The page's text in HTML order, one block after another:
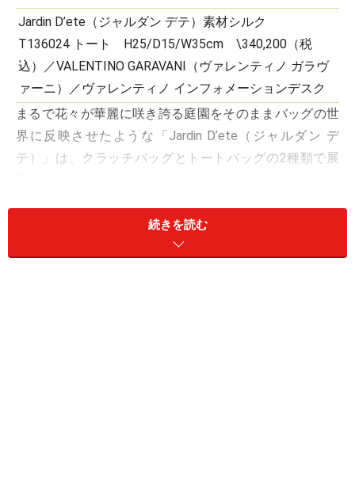
Jardin D’ete（ジャルダン デテ）素材シルク
T136024 トート H25/D15/W35cm \340,200（税
込）／VALENTINO GARAVANI（ヴァレンティノ ガラヴ
ァーニ）／ヴァレンティノ インフォメーションデスク
まるで花々が華麗に咲き誇る庭園をそのままバッグの世
界に反映させたような「Jardin D’ete（ジャルダン デ
テ）」は、クラッチバッグとトートバッグの2種類で展
ピンクやオレンジ、グリーン、イエローなどこの上なく
フェミニンでエレガントなカラーグラデーションが美し
続きを読む